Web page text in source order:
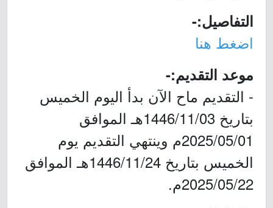
التفاصيل:-
اضغط هنا
موعد التقديم:-
- التقديم ماح الآن بدأ اليوم الخميس
بتاريخ 1446/11/03هـ الموافق
2025/05/01م وينتهي التقديم يوم
الخميس بتاريخ 1446/11/24هـ الموافق
2025/05/22م.